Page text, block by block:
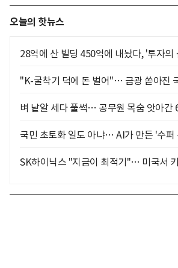
오늘의 핫뉴스
28억에 산 빌딩 450억에 내놨다, '투자의
"K-굴착기 덕에 돈 벌어"… 금광 쏟아진
벼 낱알 세다 풀썩… 공무원 목숨 앗아간
국민 초토화 일도 아냐… AI가 만든 '수퍼
SK하이닉스 "지금이 최적기"… 미국서